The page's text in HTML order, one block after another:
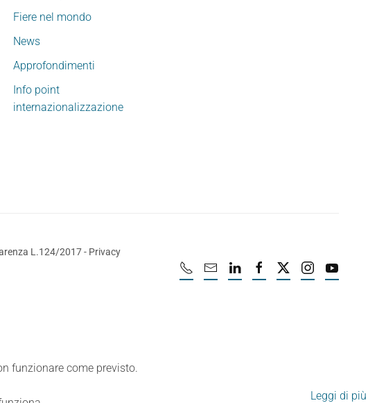
Fiere nel mondo
News
Approfondimenti
Info point
internazionalizzazione
L.124/2017- Privacy
funzionare come previsto.
Leggi di più